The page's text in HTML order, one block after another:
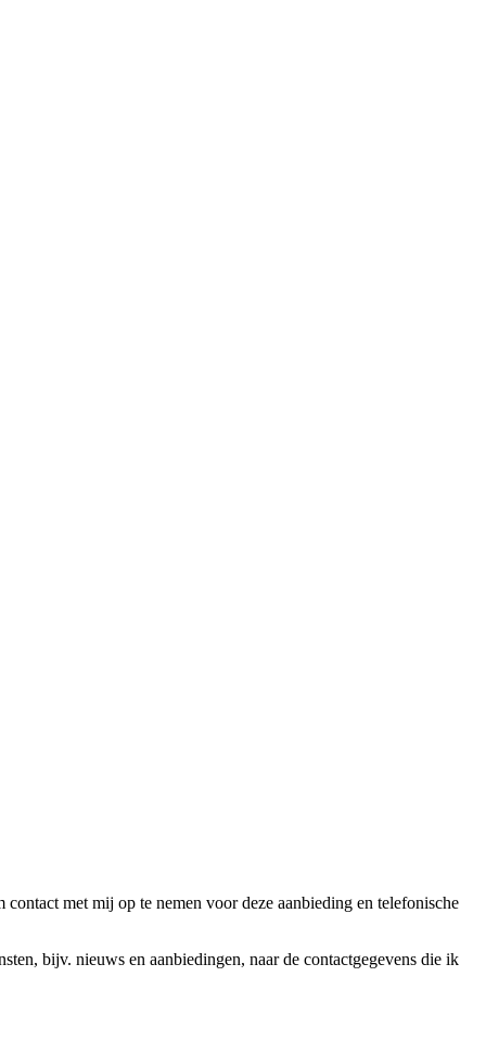
met mij op te nemen voor deze aanbieding en telefonische
bijv. nieuws en aanbiedingen, naar de contactgegevens die ik